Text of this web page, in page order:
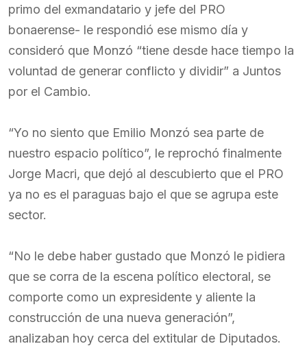
primo del exmandatario y jefe del PRO
bonaerense- le respondió ese mismo día y
consideró que Monzó “tiene desde hace tiempo la
voluntad de generar conflicto y dividir” a Juntos
por el Cambio.
“Yo no siento que Emilio Monzó sea parte de
nuestro espacio político”, le reprochó finalmente
Jorge Macri, que dejó al descubierto que el PRO
ya no es el paraguas bajo el que se agrupa este
sector.
“No le debe haber gustado que Monzó le pidiera
que se corra de la escena político electoral, se
comporte como un expresidente y aliente la
construcción de una nueva generación”,
analizaban hoy cerca del extitular de Diputados.